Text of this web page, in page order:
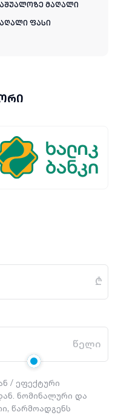
მაღალი
ფასი
₾
წელი
/ ეფექტური
ნომინალური და
წარმოადგენს